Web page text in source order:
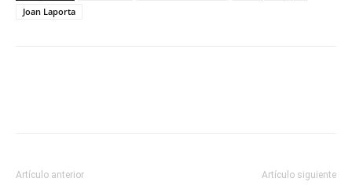
Joan Laporta
Artículo anterior Artículo siguiente